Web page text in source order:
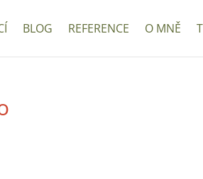
BLOG REFERENCE O MNĚ